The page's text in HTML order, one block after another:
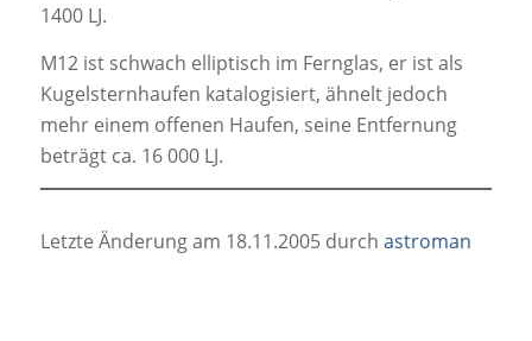
1400 LJ.
M12 ist schwach elliptisch im Fernglas, er ist als
Kugelsternhaufen katalogisiert, ähnelt jedoch
mehr einem offenen Haufen, seine Entfernung
beträgt ca. 16 000 LJ.
Letzte Änderung am 18.11.2005 durch astroman